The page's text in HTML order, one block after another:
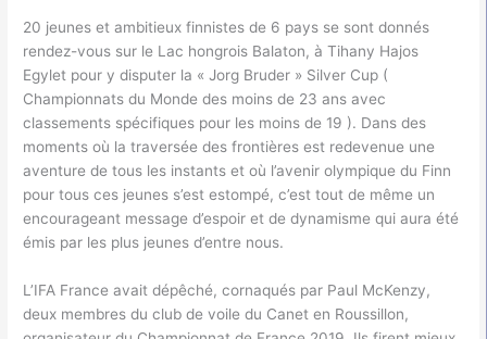
20 jeunes et ambitieux finnistes de 6 pays se sont donnés
rendez-vous sur le Lac hongrois Balaton, à Tihany Hajos
Egylet pour y disputer la « Jorg Bruder » Silver Cup (
Championnats du Monde des moins de 23 ans avec
classements spécifiques pour les moins de 19 ). Dans des
moments où la traversée des frontières est redevenue une
aventure de tous les instants et où l’avenir olympique du Finn
pour tous ces jeunes s’est estompé, c’est tout de même un
encourageant message d’espoir et de dynamisme qui aura été
émis par les plus jeunes d’entre nous.
L’IFA France avait dépêché, cornaqués par Paul McKenzy,
deux membres du club de voile du Canet en Roussillon,